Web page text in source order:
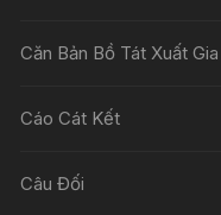
Căn Bản Bồ Tát Xuất Gia
Cáo Cát Kết
Câu Đối